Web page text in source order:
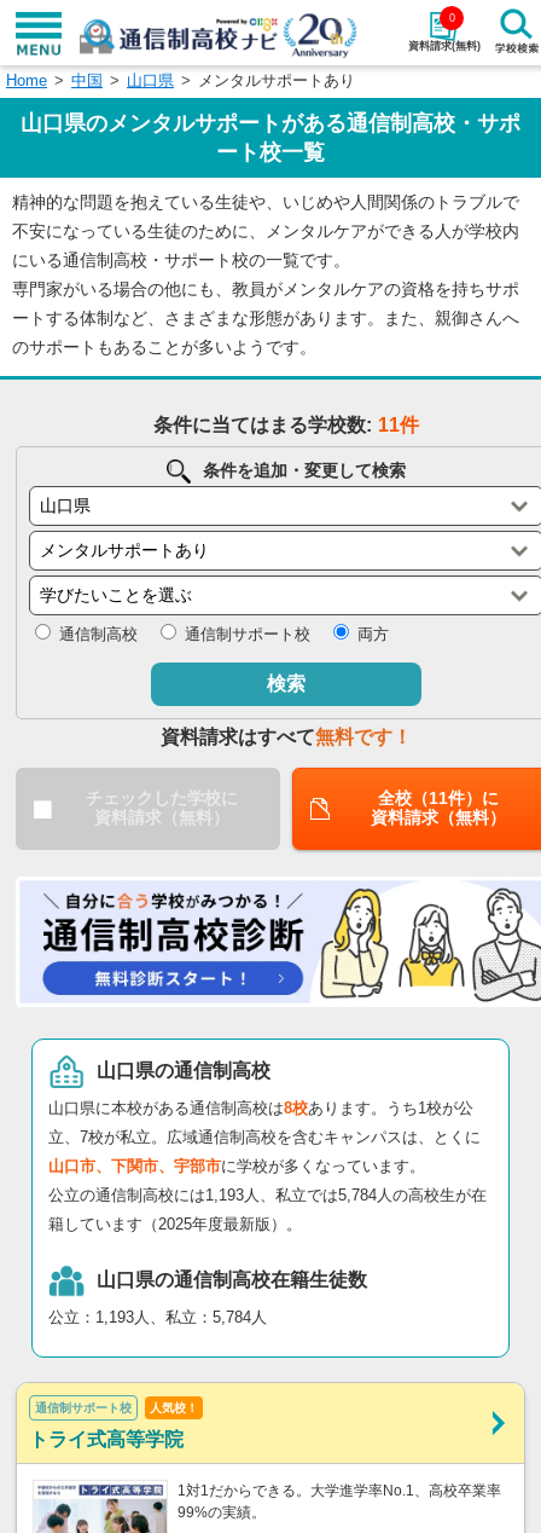
資料請求(無料)
0
学校名で探す
エリアから探す 特徴から探す
エリアを選択して探す
関東 北海道・東北
東海 北陸・甲信越
中国
四国
閉じる
Home 中国 山口県 メンタルサポートあり
山口県のメンタルサポートがある通信制高校・サポ
ート校一覧
精神的な問題を抱えている生徒や、いじめや人間関係のトラブルで
不安になっている生徒のために、メンタルケアができる人が学校内
にいる通信制高校・サポート校の一覧です。
専門家がいる場合の他にも、教員がメンタルケアの資格を持ちサポ
ートする体制など、さまざまな形態があります。また、親御さんへ
のサポートもあることが多いようです。
条件に当てはまる学校数: 11件
条件を追加・変更して検索
通信制高校 通信制サポート校 両方
検索
資料請求はすべて無料です！
チェックした学校に
資料請求（無料）
全校（11件）に
資料請求（無料）
山口県の通信制高校
山口県に本校がある通信制高校は8校あります。うち1校が公
立、7校が私立。広域通信制高校を含むキャンパスは、とくに
山口市、下関市、宇部市に学校が多くなっています。
公立の通信制高校には1,193人、私立では5,784人の高校生が在
籍しています（2025年度最新版）。
山口県の通信制高校在籍生徒数
公立：1,193人、私立：5,784人
通信制サポート校 人気校！
トライ式高等学院
1対1だからできる。大学進学率No.1、高校卒業率
99%の実績。